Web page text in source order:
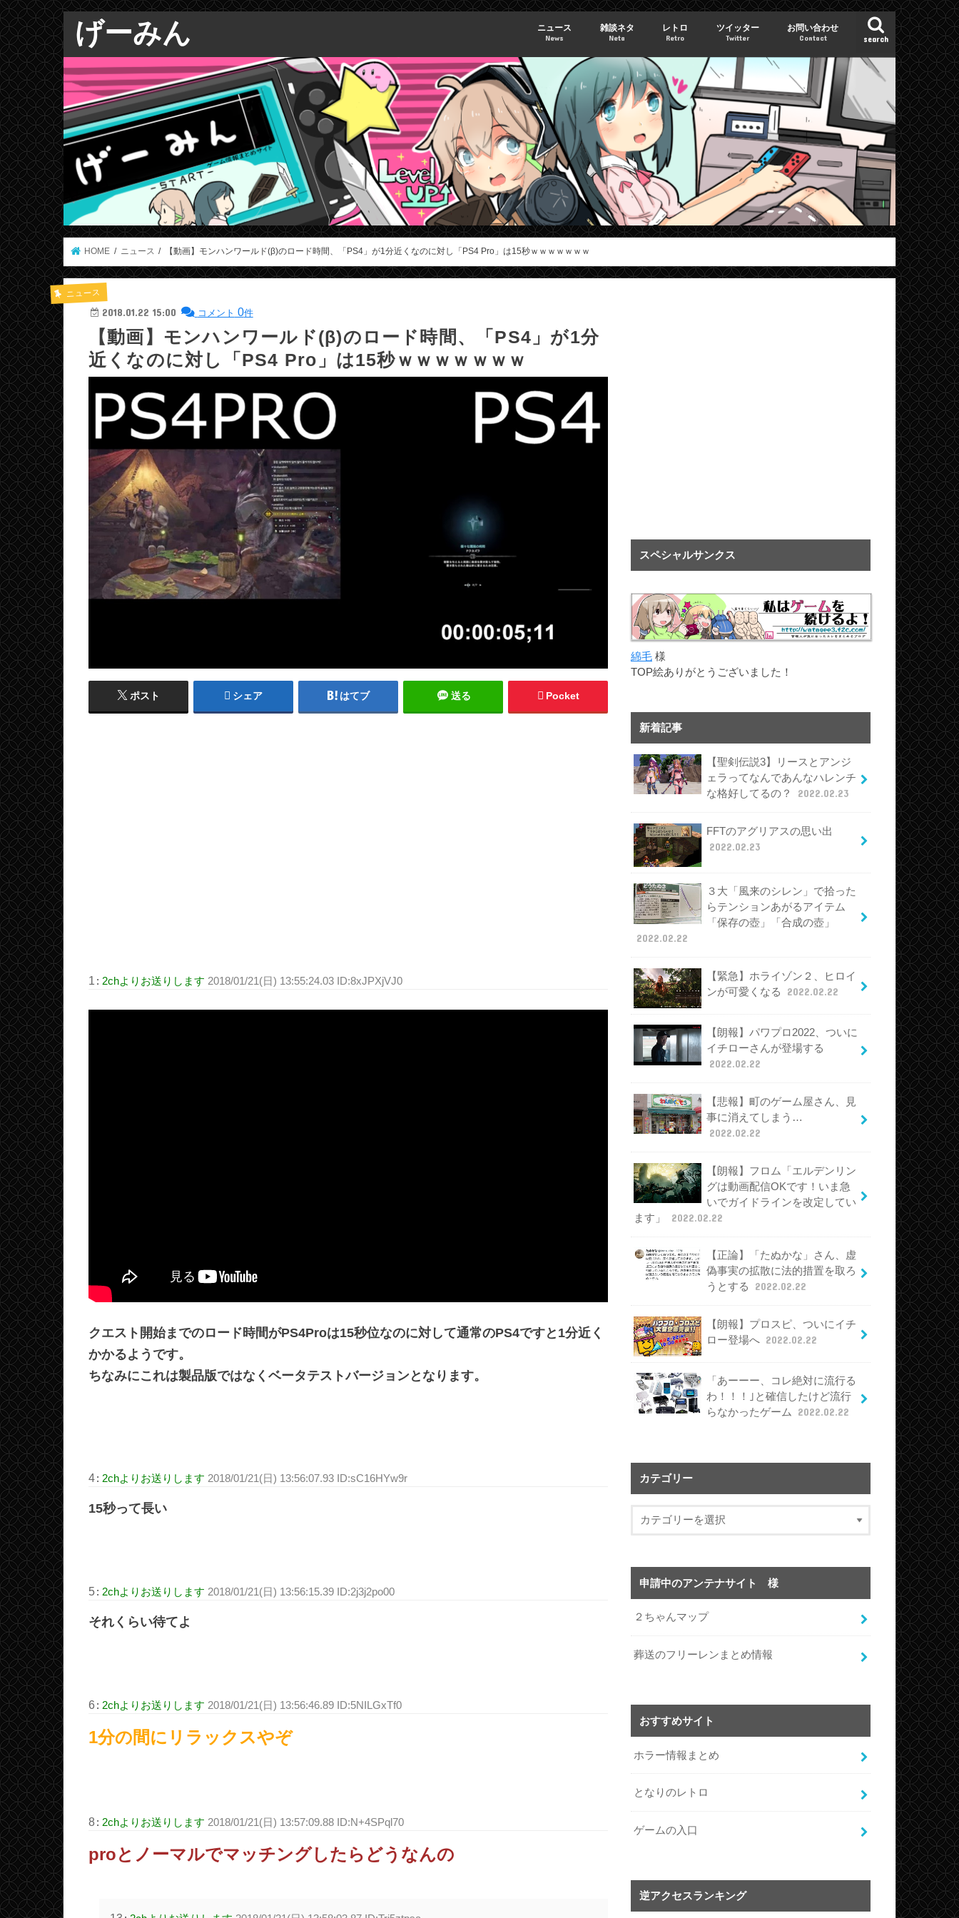
げーみん search
ニュース
News
雑談ネタ
Neta
レトロ
Retro
ツイッター
Twitter
お問い合わせ
Contact
HOME ニュース 【動画】モンハンワールド(β)のロード時間、「PS4」が1分近くなのに対し「PS4 Pro」は15秒ｗｗｗｗｗｗｗ
ニュース
2018.01.22 15:00 コメント 0件
【動画】モンハンワールド(β)のロード時間、「PS4」が1分
近くなのに対し「PS4 Pro」は15秒ｗｗｗｗｗｗｗ
ポスト シェア はてブ 送る Pocket
1 : 2chよりお送りします 2018/01/21(日) 13:55:24.03 ID:8xJPXjVJ0
クエスト開始までのロード時間がPS4Proは15秒位なのに対して通常のPS4ですと1分近く
かかるようです。
ちなみにこれは製品版ではなくベータテストバージョンとなります。
4: 2chよりお送りします 2018/01/21(日) 13:56:07.93 ID:sC16HYw9r
15秒って長い
5: 2chよりお送りします 2018/01/21(日) 13:56:15.39 ID:2j3j2po00
それくらい待てよ
6 : 2chよりお送りします 2018/01/21(日) 13:56:46.89 ID:5NILGxTf0
1分の間にリラックスやぞ
8: 2chよりお送りします 2018/01/21(日) 13:57:09.88 ID:N+4SPql70
proとノーマルでマッチングしたらどうなんの
スペシャルサンクス
綿毛 様
TOP絵ありがとうございました！
新着記事
【聖剣伝説3】リースとアンジ
ェラってなんであんなハレンチ
な格好してるの？
2022.02.23
FFTのアグリアスの思い出
2022.02.23
３大「風来のシレン」で拾った
らテンションあがるアイテム
「保存の壺」「合成の壺」
2022.02.22
【緊急】ホライゾン２、ヒロイ
ンが可愛くなる
2022.02.22
【朗報】パワプロ2022、ついに
イチローさんが登場する
2022.02.22
【悲報】町のゲーム屋さん、見
事に消えてしまう…
2022.02.22
【朗報】フロム「エルデンリン
グは動画配信OKです！いま急
いでガイドラインを改定してい
ます」
2022.02.22
【正論】「たぬかな」さん、虚
偽事実の拡散に法的措置を取ろ
うとする
2022.02.22
【朗報】プロスピ、ついにイチ
ロー登場へ 2022.02.22
「あーーー、コレ絶対に流行る
わ！！！｣と確信したけど流行
らなかったゲーム
2022.02.22
カテゴリー
申請中のアンテナサイト 様
２ちゃんマップ
葬送のフリーレンまとめ情報
おすすめサイト
ホラー情報まとめ
となりのレトロ
ゲームの入口
逆アクセスランキング